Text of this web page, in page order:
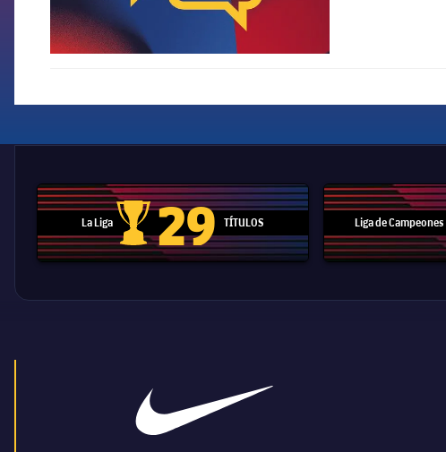
La Liga
Trofeo de La Liga
29 TÍTULOS Liga de Campeones